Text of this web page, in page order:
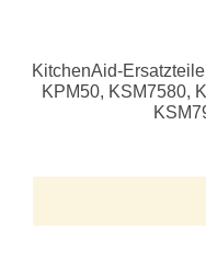
KitchenAid-
KPM50, KSM7580,